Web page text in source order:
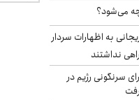
چه می‌شود؟
به اظهارات سردار
نداشتند
سرنگونی رژیم در